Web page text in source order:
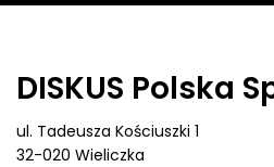
DISKUS Polska
ul. Tadeusza Kościuszki 1
32-020 Wieliczka